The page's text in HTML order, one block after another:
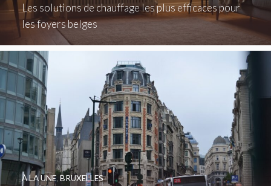
Les solutions de chauffage les plus efficaces pour
les foyers belges
À LA UNE, BRUXELLES